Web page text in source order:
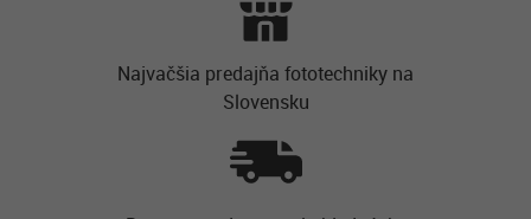
Najvačšia predajňa fototechniky na
Slovensku